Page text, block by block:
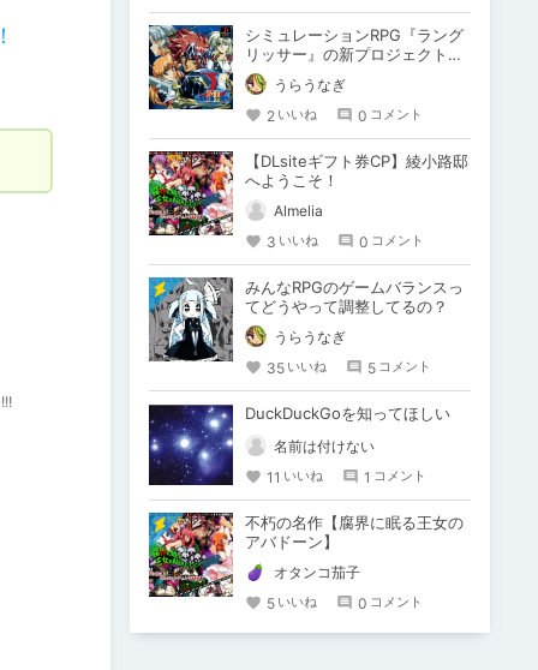
シミュレーションRPG『ラング
リッサー』の新プロジェクトを
やるらしい
うらうなぎ
2 いいね 0 コメント
【DLsiteギフト券CP】綾小路邸
へようこそ！
Almelia
3 いいね 0 コメント
みんなRPGのゲームバランスっ
てどうやって調整してるの？
うらうなぎ
35 いいね 5 コメント
DuckDuckGoを知ってほしい
名前は付けない
11 いいね 1 コメント
不朽の名作【腐界に眠る王女の
アバドーン】
オタンコ茄子
5 いいね 0 コメント